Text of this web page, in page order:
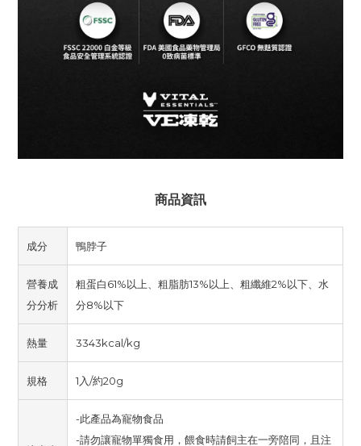
商品資訊
成分 鴨脖子
營養成
分分析
粗蛋白61%以上、粗脂肪13%以上、粗纖維2%以下、水
分8%以下
熱量 3343kcal/kg
規格 1入/約20g
-此產品為寵物食品
-請勿讓寵物單獨食用，餵食時請飼主在一旁陪同，且注